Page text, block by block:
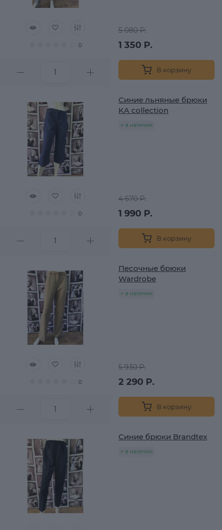
0
5 080 Р.
1 350 Р.
В корзину
0
Синие льняные брюки
KA collection
в наличии
4 670 Р.
1 990 Р.
В корзину
0
Песочные брюки
Wardrobe
в наличии
5 930 Р.
2 290 Р.
В корзину
Синие брюки Brandtex
в наличии